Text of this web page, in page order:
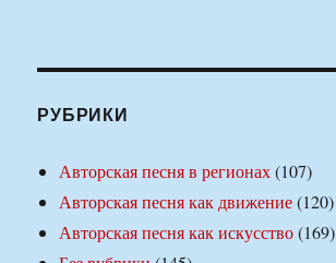
РУБРИКИ
Авторская песня в регионах(107)
Авторская песня как движение(120)
Авторская песня как искусство(169)